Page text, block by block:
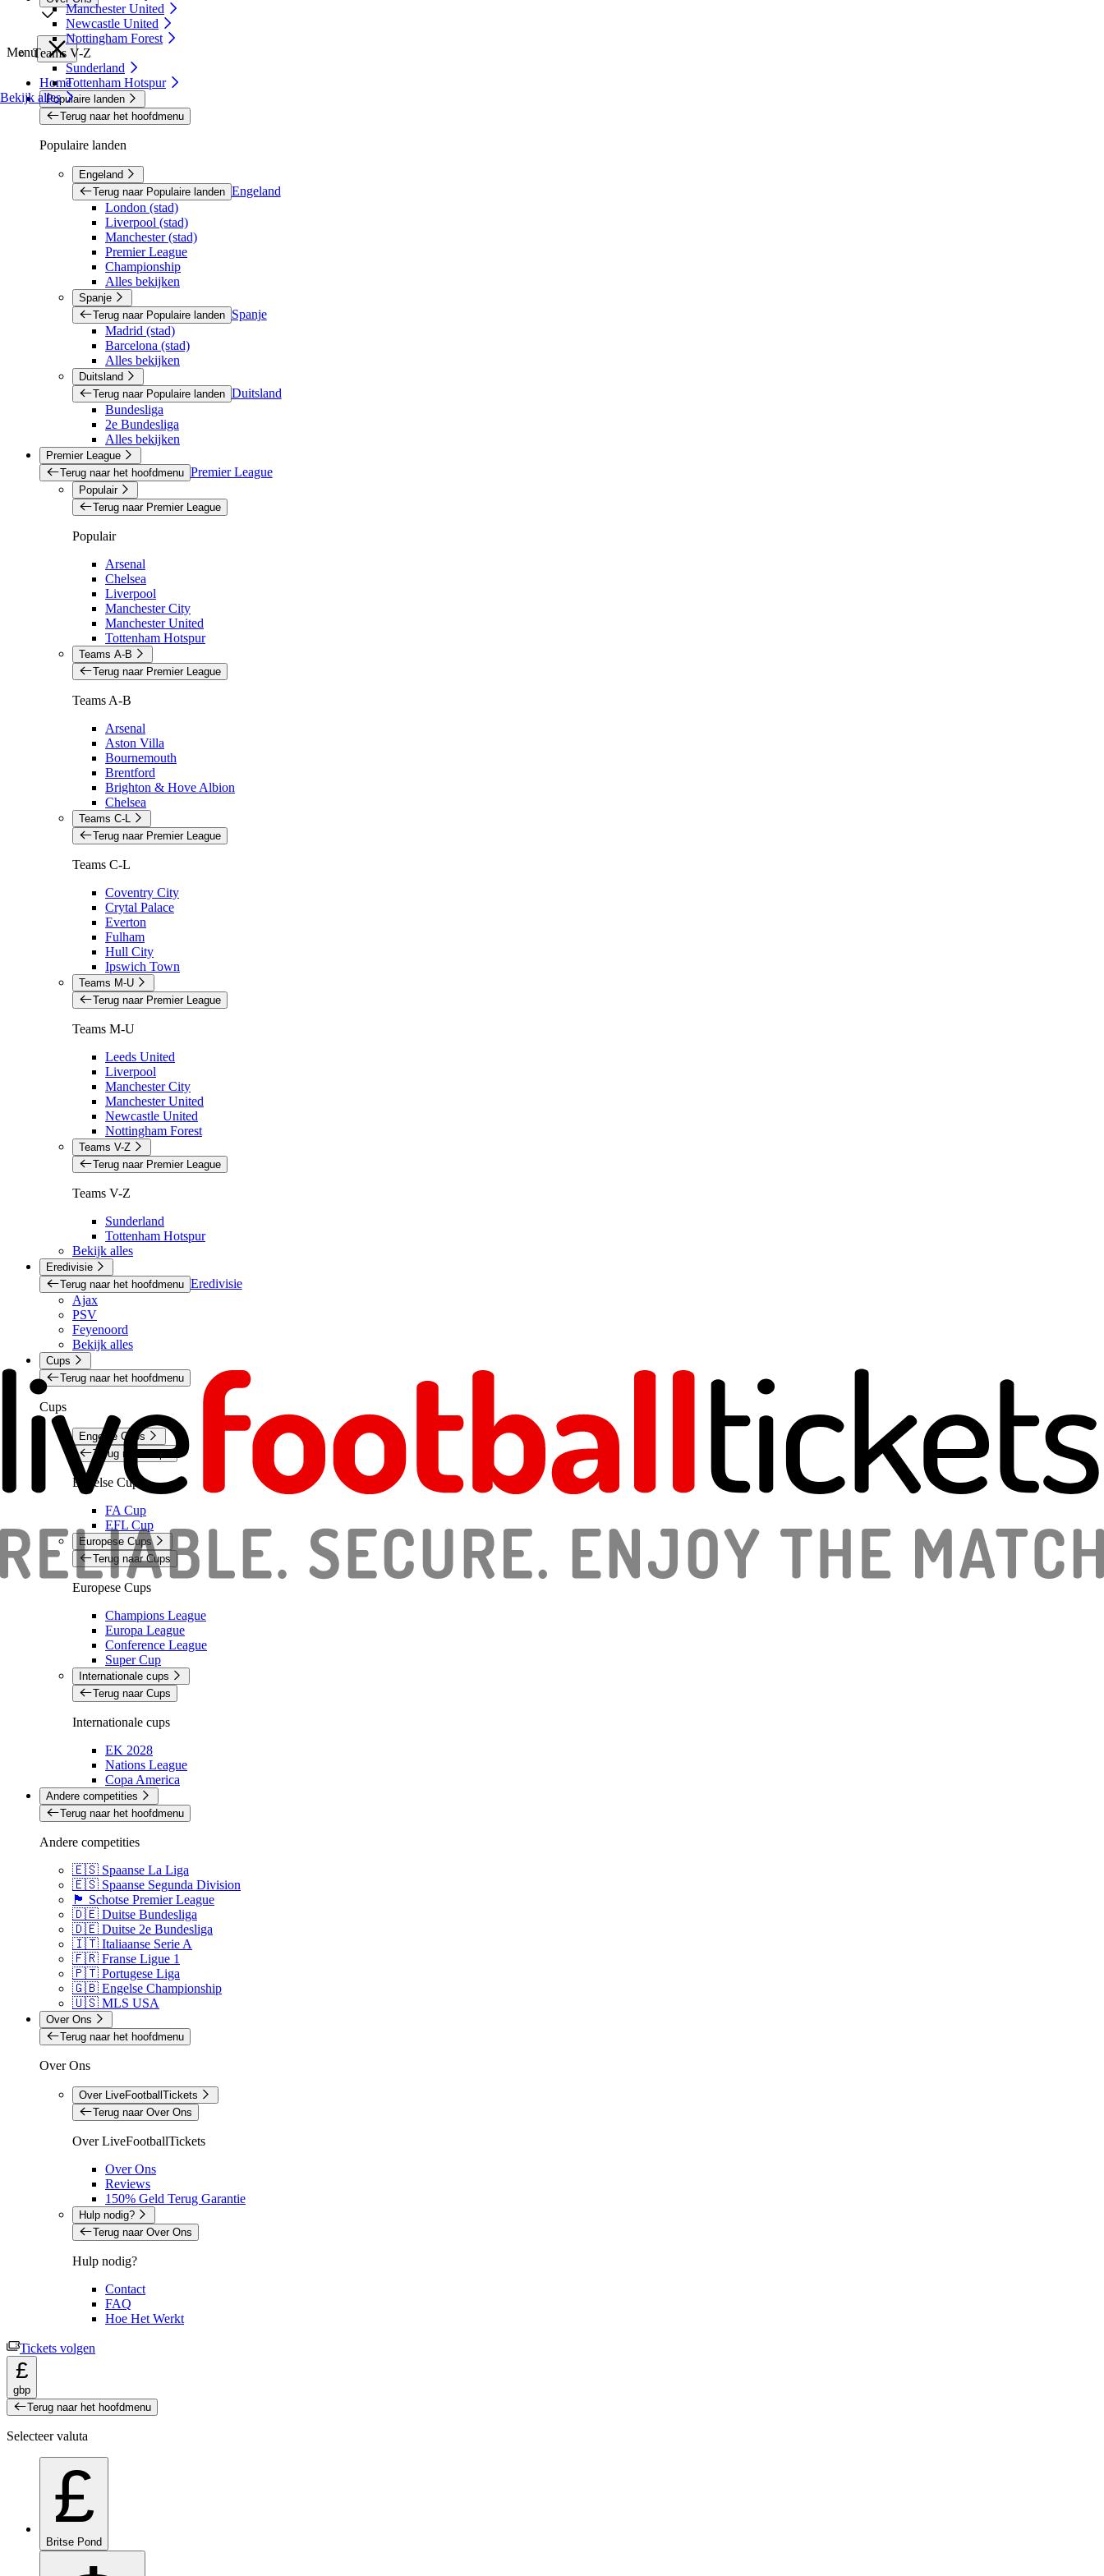
Manchester United
Newcastle United
Nottingham Forest
Teams V-Z
Sunderland
Tottenham Hotspur
Bekijk alles
Menu
Home
Populaire landen
Terug naar het hoofdmenu
Populaire landen
Engeland
Terug naar Populaire landen Engeland
London (stad)
Liverpool (stad)
Manchester (stad)
Premier League
Championship
Alles bekijken
Spanje
Terug naar Populaire landen
Spanje
Madrid (stad)
Barcelona (stad)
Alles bekijken
Duitsland
Terug naar Populaire landen Duitsland
Bundesliga
2e Bundesliga
Alles bekijken
Premier League
Terug naar het hoofdmenu Premier League
Populair
Terug naar Premier League
Populair
Arsenal
Chelsea
Liverpool
Manchester City
Manchester United
Tottenham Hotspur
Teams A-B
Terug naar Premier League
Teams A-B
Arsenal
Aston Villa
Bournemouth
Brentford
Brighton & Hove Albion
Chelsea
Teams C-L
Terug naar Premier League
Teams C-L
Coventry City
Crytal Palace
Everton
Fulham
Hull City
Ipswich Town
Teams M-U
Terug naar Premier League
Teams M-U
Leeds United
Liverpool
Manchester City
Manchester United
Newcastle United
Nottingham Forest
Teams V-Z
Terug naar Premier League
Teams V-Z
Sunderland
Tottenham Hotspur
Bekijk alles
Eredivisie
Terug naar het hoofdmenu Eredivisie
Ajax
PSV
Feyenoord
Bekijk alles
Cups
Terug naar het hoofdmenu
Cups
Engelse Cups
Terug naar Cups
Engelse Cups
FA Cup
EFL Cup
Europese Cups
Terug naar Cups
Europese Cups
Champions League
Europa League
Conference League
Super Cup
Internationale cups
Terug naar Cups
Internationale cups
EK 2028
Nations League
Copa America
Andere competities
Terug naar het hoofdmenu
Andere competities
🇪🇸 Spaanse La Liga
🇪🇸 Spaanse Segunda Division
🏴󠁧󠁢󠁳󠁣󠁴󠁿 Schotse Premier League
🇩🇪 Duitse Bundesliga
🇩🇪 Duitse 2e Bundesliga
🇮🇹 Italiaanse Serie A
🇫🇷 Franse Ligue 1
🇵🇹 Portugese Liga
🇬🇧 Engelse Championship
🇺🇸 MLS USA
Over Ons
Terug naar het hoofdmenu
Over Ons
Over LiveFootballTickets
Terug naar Over Ons
Over LiveFootballTickets
Over Ons
Reviews
150% Geld Terug Garantie
Hulp nodig?
Terug naar Over Ons
Hulp nodig?
Contact
FAQ
Hoe Het Werkt
Tickets volgen
£
gbp
Terug naar het hoofdmenu
Selecteer valuta
£
Britse Pond